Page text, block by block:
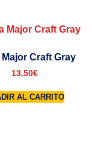
Craft Gray
13.50€
AL CARRITO